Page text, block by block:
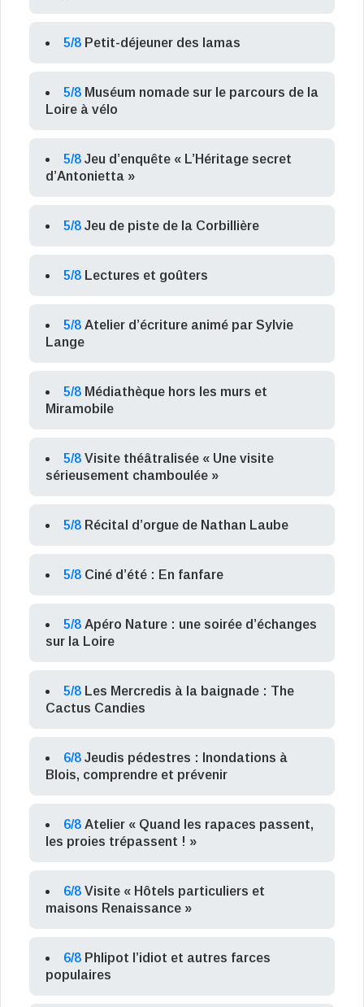
5/8 Petit-déjeuner des lamas
5/8 Muséum nomade sur le parcours de la
Loire à vélo
5/8 Jeu d’enquête « L’Héritage secret
d’Antonietta »
5/8 Jeu de piste de la Corbillière
5/8 Lectures et goûters
5/8 Atelier d’écriture animé par Sylvie
Lange
5/8 Médiathèque hors les murs et
Miramobile
5/8 Visite théâtralisée « Une visite
sérieusement chamboulée »
5/8 Récital d’orgue de Nathan Laube
5/8 Ciné d’été : En fanfare
5/8 Apéro Nature : une soirée d’échanges
sur la Loire
5/8 Les Mercredis à la baignade : The
Cactus Candies
6/8 Jeudis pédestres : Inondations à
Blois, comprendre et prévenir
6/8 Atelier « Quand les rapaces passent,
les proies trépassent ! »
6/8 Visite « Hôtels particuliers et
maisons Renaissance »
6/8 Phlipot l’idiot et autres farces
populaires